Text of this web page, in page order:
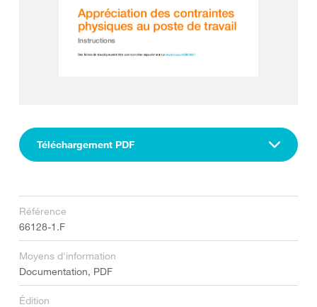
Téléchargement PDF
Référence
66128-1.F
Moyens d'information
Documentation, PDF
Édition